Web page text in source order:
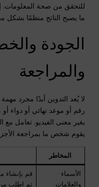
للتحقق من صحة المعلومات.
ما يصبح الناتج منظمًا بشكل
الجودة
والمراجعة
لا يُعد التدوين أبدًا مجرد
رقم أو موعد نهائي أو دواء
يغير معنى الفيديو. تعامل
يقوم شخص ما بمراجعة
المخاطر
الأسماء
والعلامات
قم بإنشاء